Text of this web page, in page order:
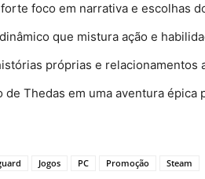
foco em narrativa e escolhas
que mistura ação e
próprias e relacionamentos
de Thedas em uma aventura épica
Jogos PC Promoção Steam